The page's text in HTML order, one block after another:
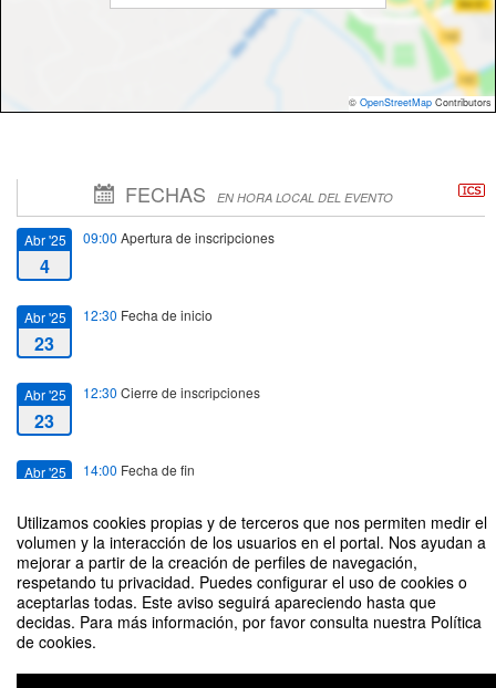
Utilizamos cookies propias y de terceros que nos permiten medir el
volumen y la interacción de los usuarios en el portal. Nos ayudan a
mejorar a partir de la creación de perfiles de navegación,
respetando tu privacidad. Puedes configurar el uso de cookies o
aceptarlas todas. Este aviso seguirá apareciendo hasta que
decidas. Para más información, por favor consulta nuestra Política
de cookies.
© OpenStreetMap Contributors
FECHAS EN HORA LOCAL DEL EVENTO
Abr '25
4
09:00 Apertura de inscripciones
Abr '25
23
12:30 Fecha de inicio
Abr '25
23
12:30 Cierre de inscripciones
Abr '25 14:00 Fecha de fin
CONTRATACIÓN INTELIGENTE DE TOKENS EN EL REGLAMENTO
MICA